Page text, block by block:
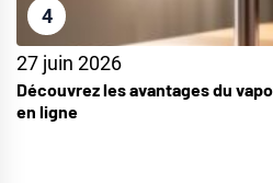
4
27 juin 2026
Découvrez les avantages du
en ligne